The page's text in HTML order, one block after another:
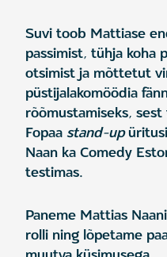
Suvi toob Mattiase
passimist, tühja koha
otsimist ja mõttetut
püstijalakomöödia
rõõmustamiseks,
Fopaastand-upüritusi
Naan ka Comedy
testimas.
Paneme Mattias
rolli ning lõpetame